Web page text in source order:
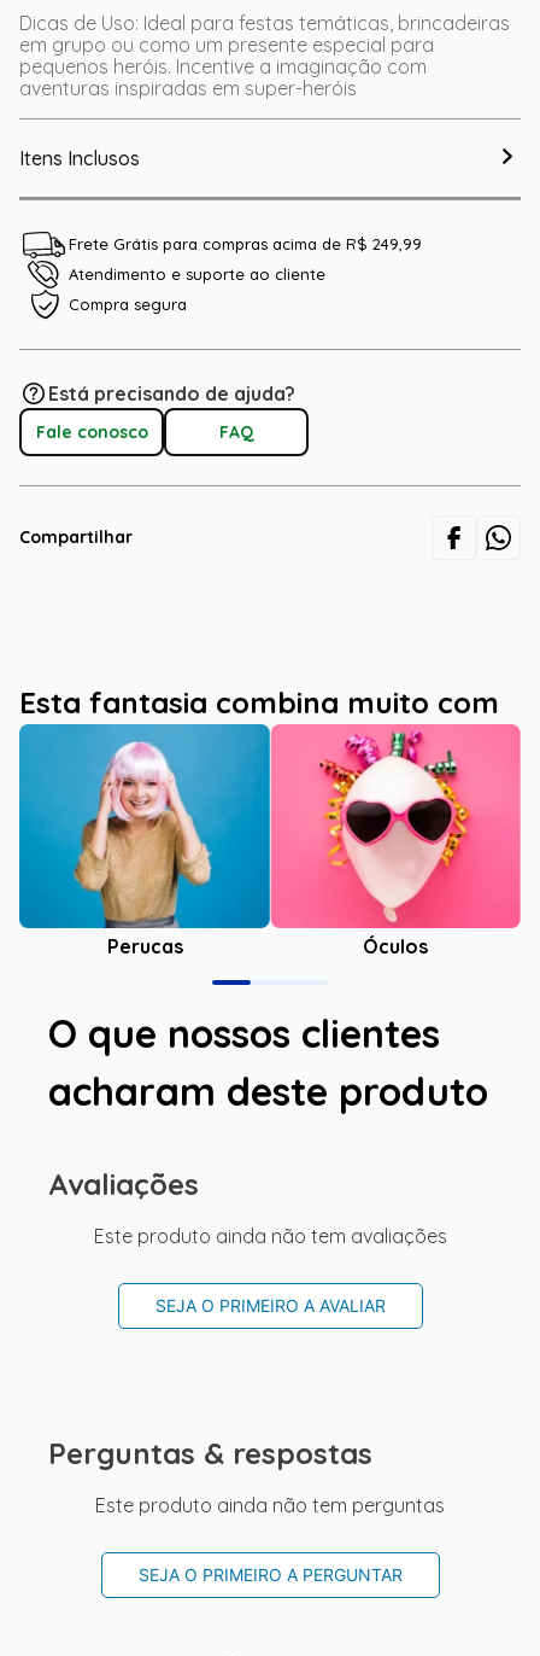
Dicas de Uso: Ideal para festas temáticas, brincadeiras
em grupo ou como um presente especial para
pequenos heróis. Incentive a imaginação com
aventuras inspiradas em super-heróis
Itens Inclusos
Frete Grátis para compras acima de R$ 249,99
Atendimento e suporte ao cliente
Compra segura
Está precisando de ajuda?
Fale conosco FAQ
Compartilhar
Esta fantasia combina muito com
Perucas Óculos
O que nossos clientes
acharam deste produto
Avaliações
Este produto ainda não tem avaliações
SEJA O PRIMEIRO A AVALIAR
Perguntas & respostas
Este produto ainda não tem perguntas
SEJA O PRIMEIRO A PERGUNTAR